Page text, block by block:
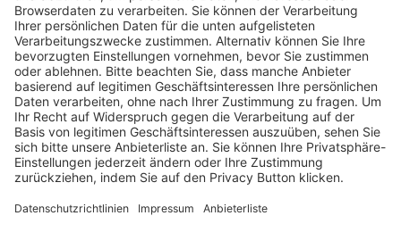
Trainerausbildung
Schulungsangebot Vereinsmitarbeiter
BFV-Geschäftsstellen
Trainerbörse
Login SpielPlus
FOLGE DEM BFV